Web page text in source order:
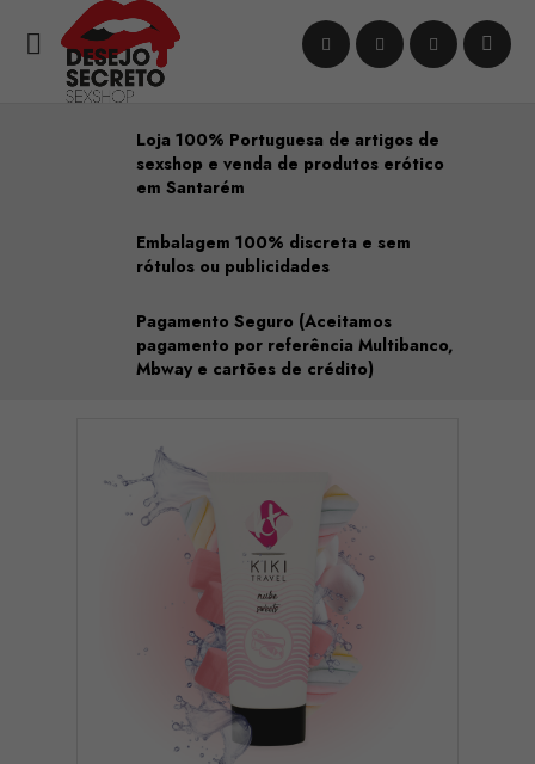

Loja 100% Portuguesa de artigos de
sexshop e venda de produtos erótico
em Santarém
Embalagem 100% discreta e sem
rótulos ou publicidades
Pagamento Seguro (Aceitamos
pagamento por referência Multibanco,
Mbway e cartões de crédito)